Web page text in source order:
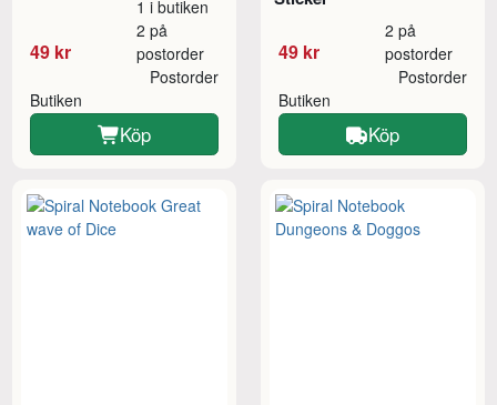
49 kr
1 i butiken
2 på
postorder
Butiken
Postorder
Köp
49 kr
2 på
postorder
Butiken
Postorder
Köp